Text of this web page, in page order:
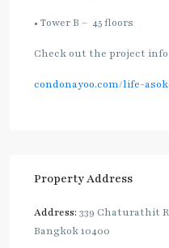
• Tower B – 45 floors
Check out the project
condonayoo.com/life-
Property Address
Address: 339 Chaturathit
Bangkok 10400